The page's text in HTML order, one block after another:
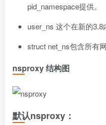
pid_namespace提供。
user_ns 这个在新的3.8
struct net_ns包含所有
nsproxy 结构图
默认nsproxy：